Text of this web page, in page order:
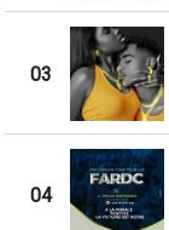
03
04